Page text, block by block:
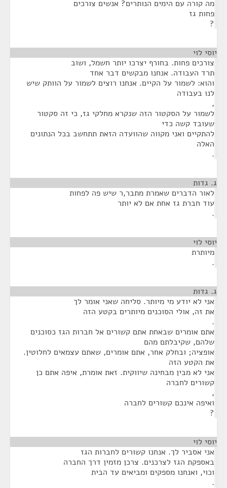
מה קורה עם הימים הנותרים? אנשים צורכים
פחות גז
?
יוסי לוי
צורכים פחות. בחורף יצרכו יותר חשמל, ושוב
תרד העבודה. אנחנו מבקשים דבר אחד
והוא: לשמור על הקיים. אנחנו רוצים לשמור על הוותק שיש
לנו בעבודה
,
לשמור על הסקטור הזה שנקרא מחלקי גז, כי זה סקטור
שעובד קשה כדי
להתקיים ואני מקווה שהוועדה הזאת תתחשב בכל הנתונים
האלה
.
ג. גדות
לאור הדברים שאמרת מתבר,ר שיש פה לפחות
עוד חברת גז אחת אם לא יותר
.
יוסי לוי
מיותרת
.
ג. גדות
אני לא יודע מי מיותר. סליחה שאני אומר לך
את זה, אולי הסוכנים מיותרים בקטע הזה
.
אתם אומרים שבאחת אתם קשורים אל חברות הגז כסוכנים
שלהם, שקיבלתם מהם
אופציה; ובחלק אחר, אתם אומרים, שאתם עצמאים לחלוטין.
את הקטע הזה
אני לא מבין מבחינה שיווקית. זאת אומרת, איפה אתם כן
קשורים לחברה
,
ואיפה אינכם קשורים לחברה
?
יוסי לוי
אני אסביר לך. אנחנו קשורים לחברות הגז
באספקת הגז לצרכנים. צרכן מזמין דרך החברה
וכוי, ואנחנו מספקים ומביאים עד הבית
.